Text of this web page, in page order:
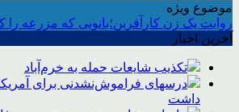
موضوع ویژه
روایت یک زن کارآفرین؛بانویی که مزرعه را
آخرین اخبار
تکذیب شایعات حمله به خرم‌آباد
درسهای فراموش‌نشدنی برای
داشت